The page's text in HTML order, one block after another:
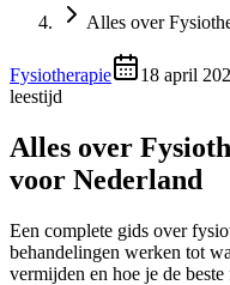
Alles over
Fysiotherapie 18 april
leestijd
Alles over
voor Nederland
Een complete gids over
behandelingen werken tot
vermijden en hoe je de